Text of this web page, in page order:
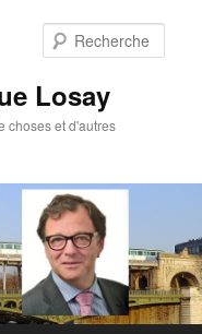
Losay
choses et d'autres